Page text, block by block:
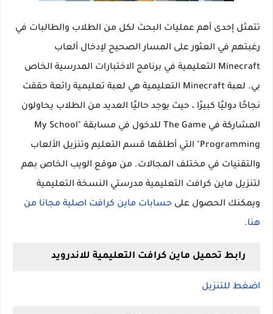
تتمثل إحدى أهم عمليات البحث لكل من الطلاب والطالبات في
رغبتهم في العثور على المسار الصحيح لإدخال ألعاب
Minecraft التعليمية في برنامج الاختبارات المدرسية الخاص
بي. لعبة Minecraft التعليمية هي لعبة تعليمية رائعة حققت
نجاحًا دوليًا كبيرًا ، حيث يوجد حاليًا العديد من الطلاب يحاولون
المشاركة في The Game للدخول في مسابقة "My School
Programming" التي أطلقها قسم التعليم وتنزيل الألعاب
والتقنيات في مختلف المجالات. من موقع الويب الخاص بهم
لتنزيل ماين كرافت التعليمية مدرستي النسخة التعليمية
ويمكنك الحصول على حسابات ماين كرافت اصلية مجانا من
هنا.
رابط تحميل ماين كرافت التعليمية للاندرويد
اضغط للتنزيل